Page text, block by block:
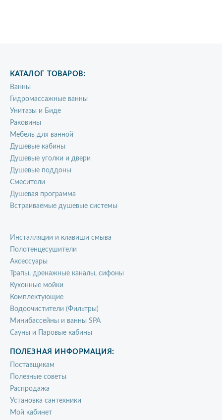
КАТАЛОГ ТОВАРОВ:
Ванны
Гидромассажные ванны
Унитазы и Биде
Раковины
Мебель для ванной
Душевые кабины
Душевые уголки и двери
Душевые поддоны
Смесители
Душевая программа
Встраиваемые душевые системы
Инсталляции и клавиши смыва
Полотенцесушители
Аксессуары
Трапы, дренажные каналы, сифоны
Кухонные мойки
Комплектующие
Водоочистители (Фильтры)
Минибассейны и ванны SPA
Сауны и Паровые кабины
ПОЛЕЗНАЯ ИНФОРМАЦИЯ:
Поставщикам
Полезные советы
Распродажа
Установка сантехники
Мой кабинет